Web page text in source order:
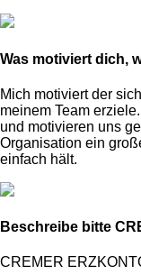
Was motiviert dich,
Mich motiviert der
meinem Team
und motivieren uns
Organisation ein
einfach hält.
Beschreibe bitte
CREMER